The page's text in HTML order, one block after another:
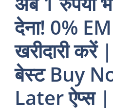
देना! 0%
खरीदारी करें
बेस्ट Buy
Later ऐप्स |